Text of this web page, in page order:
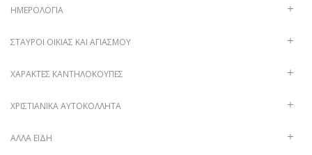
ΗΜΕΡΟΛΌΓΙΑ
ΣΤΑΥΡΟΊ ΟΙΚΊΑΣ ΚΑΙ ΑΓΙΑΣΜΟΎ
ΧΑΡΑΚΤΈΣ ΚΑΝΤΗΛΌΚΟΥΠΕΣ
ΧΡΙΣΤΙΑΝΙΚΆ ΑΥΤΟΚΌΛΛΗΤΑ
ΑΛΛΑ ΕΙΔΗ